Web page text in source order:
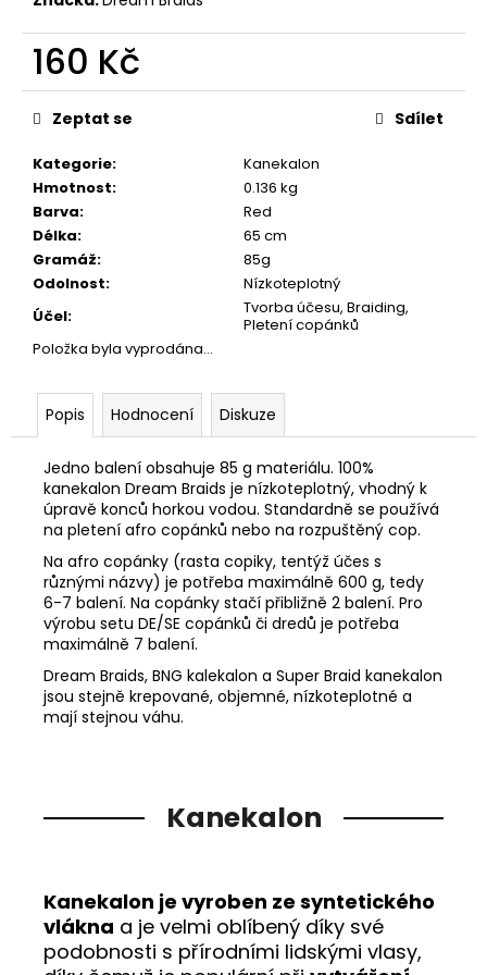
160 Kč
Měrná
cena:
Kategorie:
Kanekalon
Hmotnost:
0.136 kg
Barva:
Red
Délka:
65 cm
Gramáž:
85g
Odolnost:
Nízkoteplotný
Účel:
Tvorba účesu, Braiding,
Pletení copánků
Položka byla vyprodána…
Zeptat se Sdílet
Popis Hodnocení Diskuze
Jedno balení obsahuje 85 g materiálu. 100%
kanekalon Dream Braids je nízkoteplotný, vhodný k
úpravě konců horkou vodou. Standardně se používá
na pletení afro copánků nebo na rozpuštěný cop.
Na afro copánky (rasta copiky, tentýž účes s
různými názvy) je potřeba maximálně 600 g, tedy
6-7 balení. Na copánky stačí přibližně 2 balení. Pro
výrobu setu DE/SE copánků či dredů je potřeba
maximálně 7 balení.
Dream Braids, BNG kalekalon a Super Braid kanekalon
jsou stejně krepované, objemné, nízkoteplotné a
mají stejnou váhu.
Kanekalon
Kanekalon je vyroben ze syntetického
vlákna a je velmi oblíbený díky své
podobnosti s přírodními lidskými vlasy,
u
m
e